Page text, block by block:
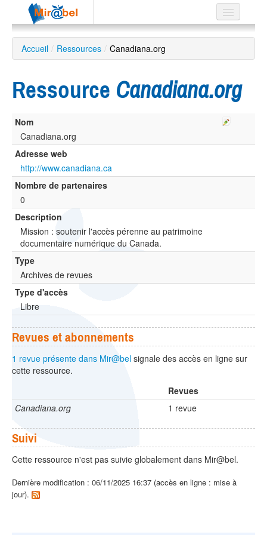
Le réseau
Soutien
Recherche
avancée
EN
ES
?
Accueil / Ressources / Canadiana.org
Ressource Canadiana.org
Nom
Canadiana.org
Adresse web
http://www.canadiana.ca
Nombre de partenaires
0
Description
Mission : soutenir l'accès pérenne au patrimoine
documentaire numérique du Canada.
Type
Archives de revues
Type d'accès
Libre
Revues et abonnements
1 revue présente dans Mir@bel signale des accès en ligne sur
cette ressource.
Revues
Canadiana.org
1 revue
Suivi
Cette ressource n'est pas suivie globalement dans Mir@bel.
Dernière modification : 06/11/2025 16:37 (accès en ligne : mise à
jour).